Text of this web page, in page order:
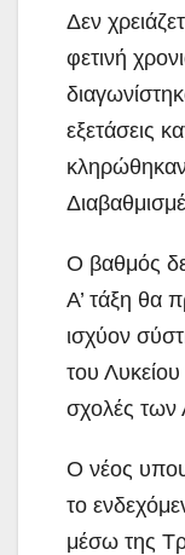
Δεν
φετινή
εξετάσεις
Ο βαθμός
Α’ τάξη θα
ισχύον
του
σχολές των
Ο νέος
το
μέσω της